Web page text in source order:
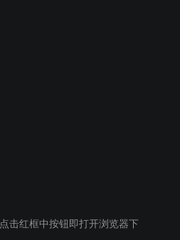
点击红框中按钮即打开浏览器下